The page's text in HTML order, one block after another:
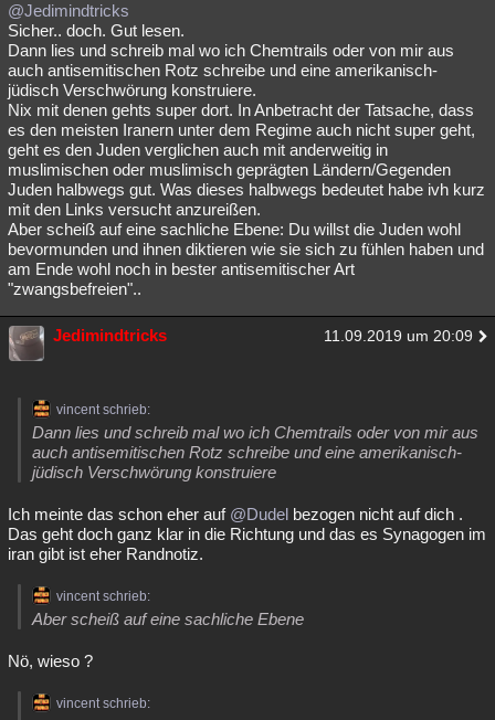
@Jedimindtricks
Sicher.. doch. Gut lesen.
Dann lies und schreib mal wo ich Chemtrails oder von mir aus
auch antisemitischen Rotz schreibe und eine amerikanisch-
jüdisch Verschwörung konstruiere.
Nix mit denen gehts super dort. In Anbetracht der Tatsache, dass
es den meisten Iranern unter dem Regime auch nicht super geht,
geht es den Juden verglichen auch mit anderweitig in
muslimischen oder muslimisch geprägten Ländern/Gegenden
Juden halbwegs gut. Was dieses halbwegs bedeutet habe ivh kurz
mit den Links versucht anzureißen.
Aber scheiß auf eine sachliche Ebene: Du willst die Juden wohl
bevormunden und ihnen diktieren wie sie sich zu fühlen haben und
am Ende wohl noch in bester antisemitischer Art
"zwangsbefreien"..
Jedimindtricks 11.09.2019 um 20:09
vincent schrieb:
Dann lies und schreib mal wo ich Chemtrails oder von mir aus
auch antisemitischen Rotz schreibe und eine amerikanisch-
jüdisch Verschwörung konstruiere
Ich meinte das schon eher auf @Dudel bezogen nicht auf dich .
Das geht doch ganz klar in die Richtung und das es Synagogen im
iran gibt ist eher Randnotiz.
vincent schrieb:
Aber scheiß auf eine sachliche Ebene
Nö, wieso ?
vincent schrieb: